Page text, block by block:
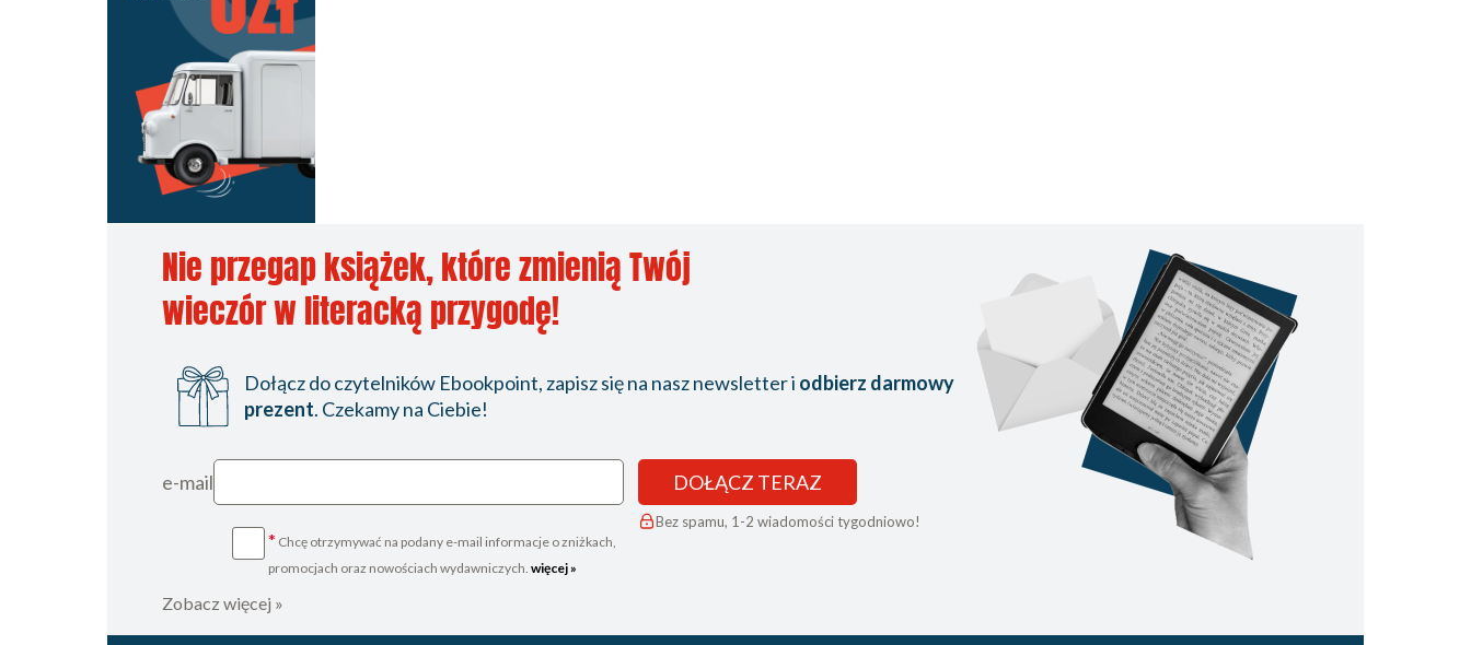
Nie przegap książek, które zmienią Twój
wieczór w literacką przygodę!
Dołącz do czytelników Ebookpoint, zapisz się na nasz newsletter i odbierz darmowy
prezent. Czekamy na Ciebie!
e-mail
* Chcę otrzymywać na podany e-mail informacje o zniżkach,
promocjach oraz nowościach wydawniczych. więcej »
DOŁĄCZ TERAZ
Bez spamu, 1-2 wiadomości tygodniowo!
Zobacz więcej »